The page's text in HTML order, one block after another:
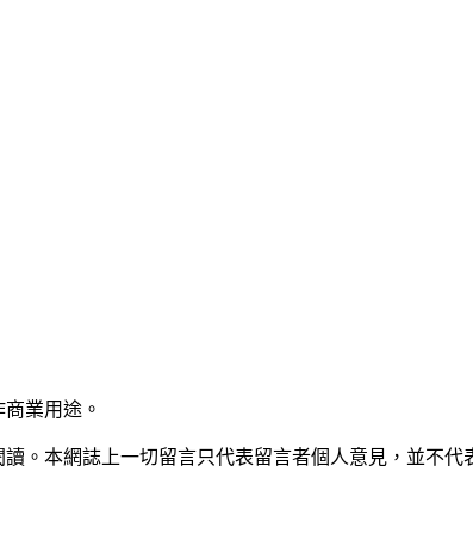
業用途。
。本網誌上一切留言只代表留言者個人意見，並不代